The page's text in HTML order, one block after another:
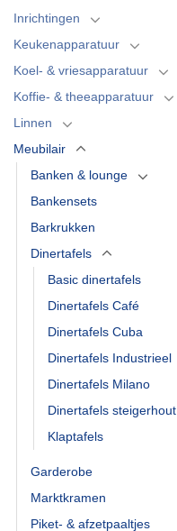
Inrichtingen
Keukenapparatuur
Koel- & vriesapparatuur
Koffie- & theeapparatuur
Linnen
Meubilair
Banken & lounge
Bankensets
Barkrukken
Dinertafels
Basic dinertafels
Dinertafels Café
Dinertafels Cuba
Dinertafels Industrieel
Dinertafels Milano
Dinertafels steigerhout
Klaptafels
Garderobe
Marktkramen
Piket- & afzetpaaltjes